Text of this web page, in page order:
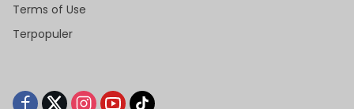
Terms of Use
Terpopuler